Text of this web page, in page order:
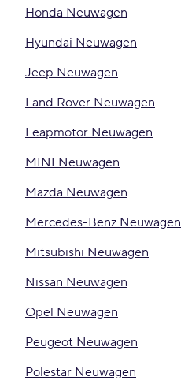
Honda Neuwagen
Hyundai Neuwagen
Jeep Neuwagen
Land Rover Neuwagen
Leapmotor Neuwagen
MINI Neuwagen
Mazda Neuwagen
Mercedes-Benz Neuwagen
Mitsubishi Neuwagen
Nissan Neuwagen
Opel Neuwagen
Peugeot Neuwagen
Polestar Neuwagen